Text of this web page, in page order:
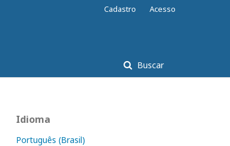
Buscar
Cadastro Acesso
Idioma
Português (Brasil)